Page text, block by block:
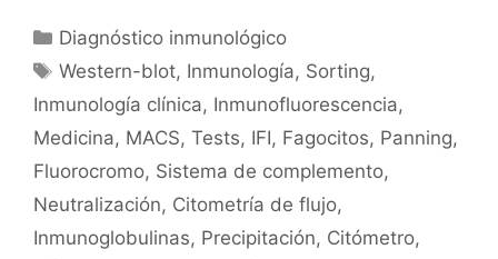
Categorías
Diagnóstico inmunológico
Etiquetas
Western-blot, Inmunología, Sorting,
Inmunología clínica, Inmunofluorescencia,
Medicina, MACS, Tests, IFI, Fagocitos, Panning,
Fluorocromo, Sistema de complemento,
Neutralización, Citometría de flujo,
Inmunoglobulinas, Precipitación, Citómetro,